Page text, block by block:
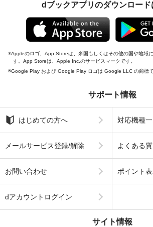
dブックアプリのダウンロード
Appleのロゴ、App Storeは、米国もしくはその他の国や地域
す。App Storeは、Apple Inc.のサービスマークです。
Google Play および Google Play ロゴは Google LLC の商標で
サポート情報
はじめての方へ 対応機種
メールサービス登録/解除 よくある
お問い合わせ ポイント
dアカウントログイン
サイト情報